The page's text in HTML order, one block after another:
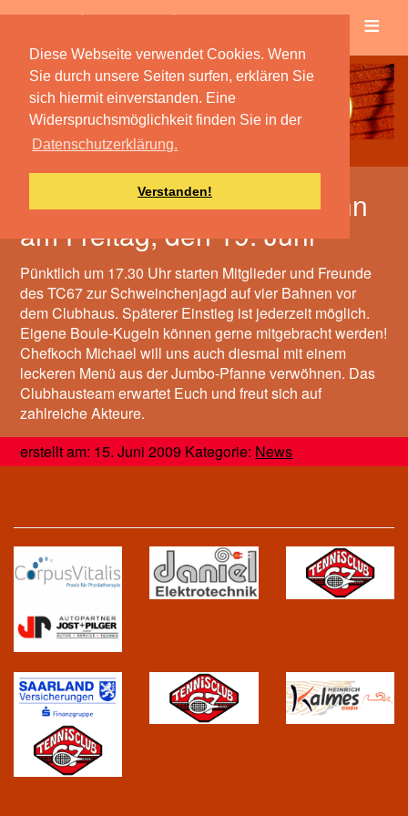
Diese Webseite verwendet Cookies. Wenn
Sie durch unsere Seiten surfen, erklären Sie
sich hiermit einverstanden. Eine
Widerspruchsmöglichkeit finden Sie in der
Datenschutzerklärung.
Verstanden!
≡
Boule-Turnier für Jedermann
am Freitag, den 19. Juni
Pünktlich um 17.30 Uhr starten Mitglieder und Freunde
des TC67 zur Schweinchenjagd auf vier Bahnen vor
dem Clubhaus. Späterer Einstieg ist jederzeit möglich.
Eigene Boule-Kugeln können gerne mitgebracht werden!
Chefkoch Michael will uns auch diesmal mit einem
leckeren Menü aus der Jumbo-Pfanne verwöhnen. Das
Clubhausteam erwartet Euch und freut sich auf
zahlreiche Akteure.
erstellt am: 15. Juni 2009 Kategorie: News